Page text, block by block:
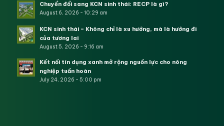
Chuyển đổi sang KCN sinh thái: RECP là gì?
August 6, 2026 - 10:29 am
KCN sinh thái – Không chỉ là xu hướng, mà là hướng đi
của tương lai
August 5, 2026 - 9:16 am
Kết nối tín dụng xanh mở rộng nguồn lực cho nông
nghiệp tuần hoàn
July 24, 2026 - 5:00 pm